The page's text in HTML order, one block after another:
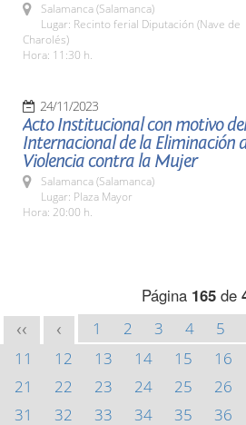
Salamanca (Salamanca)
Lugar: Recinto ferial Diputación (Nave de
Charolés)
Hora: 11:30 h.
24/11/2023
Acto Institucional con motivo
Internacional de la Eliminación
Violencia contra la Mujer
Salamanca (Salamanca)
Lugar: Plaza Mayor
Hora: 20:00 h.
Página 165de
<< < 1 2 3 4 5
11
12 13 14 15 16
21
22 23 24 25 26
31
32 33 34 35 36